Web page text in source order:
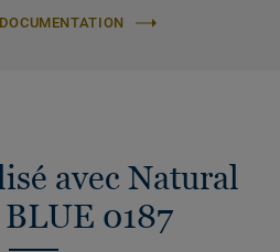
avec Natural
0187